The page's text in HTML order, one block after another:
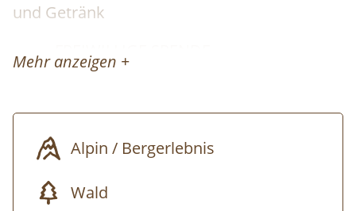
und Getränk
-------- FREIWILLIGE SPENDE ---------
Mehr anzeigen +
Alpin / Bergerlebnis
Wald